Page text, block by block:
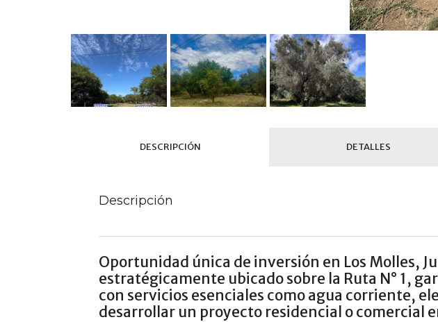
DESCRIPCIÓN DETALLES
Descripción
Oportunidad única de inversión en Los Molles,
estratégicamente ubicado sobre la Ruta N° 1,
con servicios esenciales como agua corriente,
desarrollar un proyecto residencial o comercial